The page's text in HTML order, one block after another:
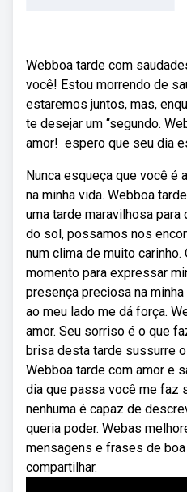
Webboa tarde com
você! Estou morrendo de
estaremos juntos, mas,
te desejar um “segundo.
amor! ️ espero que seu dia
Nunca esqueça que você é
na minha vida. Webboa
uma tarde maravilhosa
do sol, possamos nos
num clima de muito
momento para expressar
presença preciosa na
ao meu lado me dá força.
amor. Seu sorriso é o que
brisa desta tarde sussurre
Webboa tarde com amor e
dia que passa você me faz
nenhuma é capaz de
queria poder. Webas
mensagens e frases de
compartilhar.